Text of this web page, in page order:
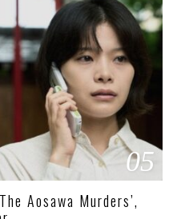
05
Aosawa Murders’,